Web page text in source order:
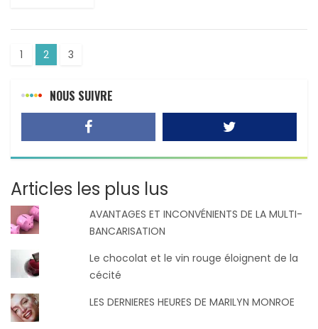
1 2 3
NOUS SUIVRE
Articles les plus lus
AVANTAGES ET INCONVÉNIENTS DE LA MULTI-
BANCARISATION
Le chocolat et le vin rouge éloignent de la
cécité
LES DERNIERES HEURES DE MARILYN MONROE